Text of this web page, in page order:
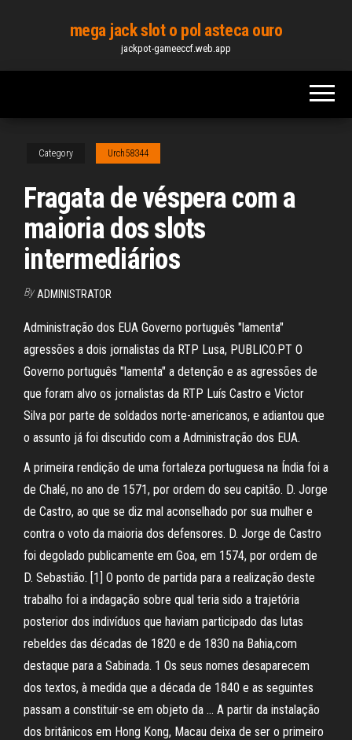
content
mega jack slot o pol asteca ouro
jackpot-gameeccf.web.app
Category Urch58344
Fragata de véspera com a
maioria dos slots
intermediários
By ADMINISTRATOR
Administração dos EUA Governo português "lamenta"
agressões a dois jornalistas da RTP Lusa, PUBLICO.PT O
Governo português "lamenta" a detenção e as agressões de
que foram alvo os jornalistas da RTP Luís Castro e Victor
Silva por parte de soldados norte-americanos, e adiantou que
o assunto já foi discutido com a Administração dos EUA.
A primeira rendição de uma fortaleza portuguesa na Índia foi a
de Chalé, no ano de 1571, por ordem do seu capitão. D. Jorge
de Castro, ao que se diz mal aconselhado por sua mulher e
contra o voto da maioria dos defensores. D. Jorge de Castro
foi degolado publicamente em Goa, em 1574, por ordem de
D. Sebastião. [1] O ponto de partida para a realização deste
trabalho foi a indagação sobre qual teria sido a trajetória
posterior dos indivíduos que haviam participado das lutas
rebeldes das décadas de 1820 e de 1830 na Bahia,com
destaque para a Sabinada. 1 Os seus nomes desaparecem
dos textos, à medida que a década de 1840 e as seguintes
passam a constituir-se em objeto da … A partir da instalação
dos britânicos em Hong Kong, Macau deixa de ser o primeiro